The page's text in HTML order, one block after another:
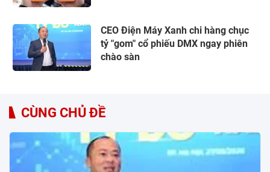
CEO Điện Máy Xanh chi hàng chục
tỷ "gom" cổ phiếu DMX ngay phiên
chào sàn
CÙNG CHỦ ĐỀ